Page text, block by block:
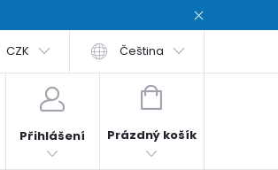
Zásady ochrana osobních údajů / Privacy
CZK Čeština
Přihlášení
NÁKUPNÍ
Prázdný košík